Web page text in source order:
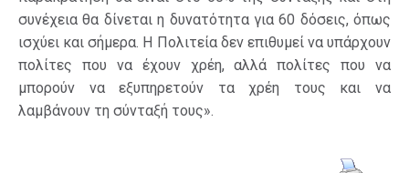
συνέχεια θα δίνεται η δυνατότητα για 60 δόσεις, όπως
ισχύει και σήμερα. Η Πολιτεία δεν επιθυμεί να υπάρχουν
πολίτες που να έχουν χρέη, αλλά πολίτες που να
μπορούν να εξυπηρετούν τα χρέη τους και να
λαμβάνουν τη σύνταξή τους».